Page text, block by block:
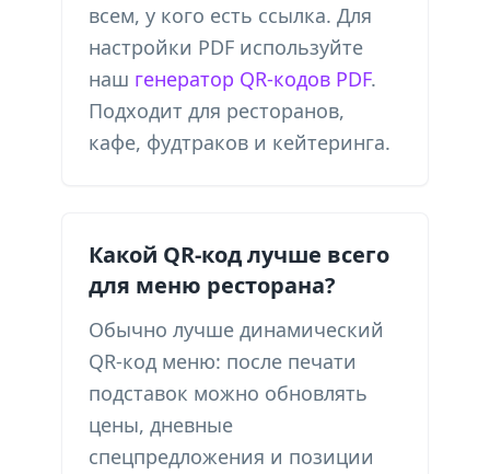
всем, у кого есть ссылка. Для
настройки PDF используйте
наш генератор QR-кодов PDF.
Подходит для ресторанов,
кафе, фудтраков и кейтеринга.
Какой QR-код лучше всего
для меню ресторана?
Обычно лучше динамический
QR-код меню: после печати
подставок можно обновлять
цены, дневные
спецпредложения и позиции